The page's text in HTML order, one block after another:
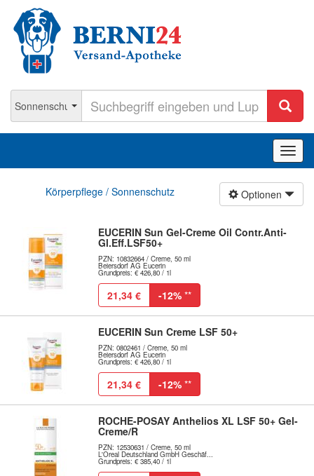
ein-/
Optionen
Körperpflege / Sonnenschutz
EUCERIN Sun Gel-Creme Oil Contr.Anti-
Gl.Eff.LSF50+
PZN: 10832664 / Creme, 50 ml
Beiersdorf AG Eucerin
Grundpreis: € 426,80 / 1l
21,34 € -12% **
EUCERIN Sun Creme LSF 50+
PZN: 0802461 / Creme, 50 ml
Beiersdorf AG Eucerin
Grundpreis: € 426,80 / 1l
21,34 € -12% **
ROCHE-POSAY Anthelios XL LSF 50+ Gel-
Creme/R
PZN: 12530631 / Creme, 50 ml
L'Oreal Deutschland GmbH Geschäf...
Grundpreis: € 385,40 / 1l